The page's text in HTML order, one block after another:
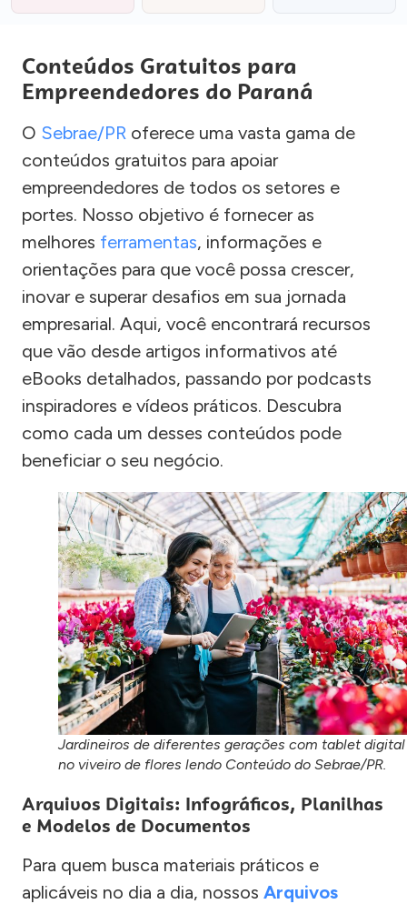
Conteúdos Gratuitos para
Empreendedores do Paraná
O Sebrae/PR oferece uma vasta gama de
conteúdos gratuitos para apoiar
empreendedores de todos os setores e
portes. Nosso objetivo é fornecer as
melhores ferramentas, informações e
orientações para que você possa crescer,
inovar e superar desafios em sua jornada
empresarial. Aqui, você encontrará recursos
que vão desde artigos informativos até
eBooks detalhados, passando por podcasts
inspiradores e vídeos práticos. Descubra
como cada um desses conteúdos pode
beneficiar o seu negócio.
Jardineiros de diferentes gerações com tablet digital
no viveiro de flores lendo Conteúdo do Sebrae/PR.
Arquivos Digitais: Infográficos, Planilhas
e Modelos de Documentos
Para quem busca materiais práticos e
aplicáveis no dia a dia, nossos Arquivos